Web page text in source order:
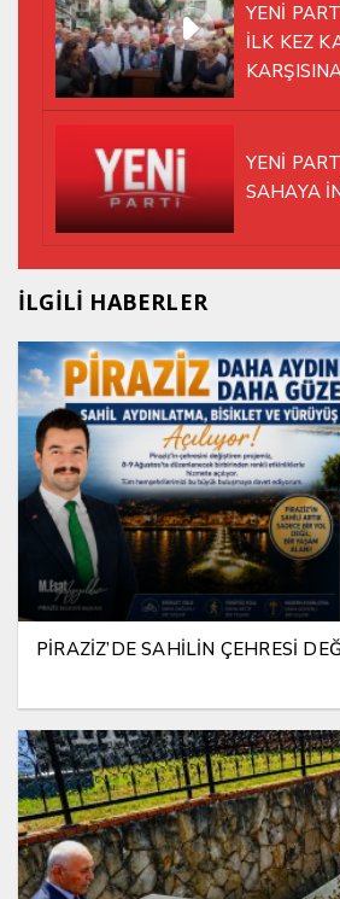
YENİ
İLK KEZ
YENİ
SAHAYA
İLGİLİ HABERLER
PİRAZİZ’DE SAHİLİN ÇEHRESİ